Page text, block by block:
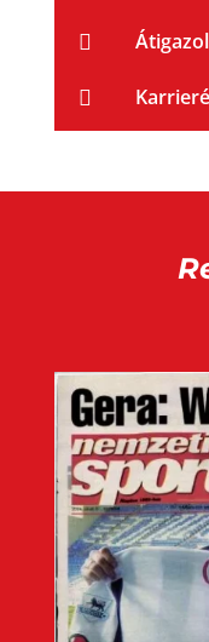

